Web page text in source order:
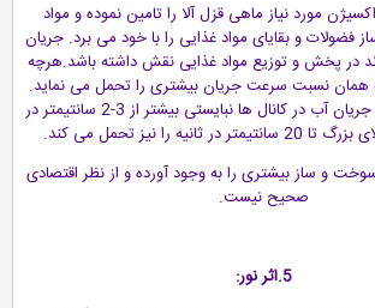
مورد نیاز ماهی قزل آلا را تامین نموده و مواد
و بقایای مواد غذایی را با خود می برد. جریان
پخش و توزیع مواد غذایی نقش داشته باشد.هرچه
همان نسبت سرعت جریان بیشتری را تحمل می نماید.
به طور نرمال سرعت جریان آب در کانال ها نبایستی بیشتر از 3-2 سانتیمتر در
را نیز تحمل می کند.
و ساز بیشتری را به وجود آورده و از نظر اقتصادی
صحیح نیست.